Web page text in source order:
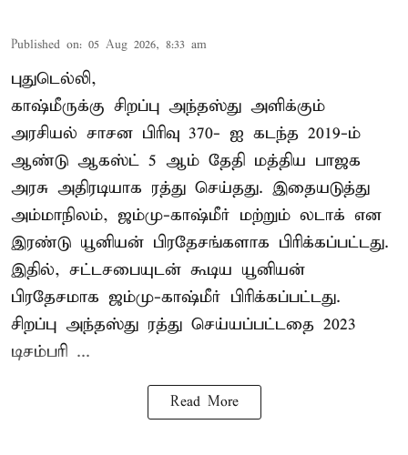
Published on: 05 Aug 2026, 8:33 am
புதுடெல்லி,
காஷ்மீருக்கு சிறப்பு அந்தஸ்து அளிக்கும்
அரசியல் சாசன பிரிவு 370- ஐ கடந்த 2019-ம்
ஆண்டு ஆகஸ்ட் 5 ஆம் தேதி மத்திய பாஜக
அரசு அதிரடியாக ரத்து செய்தது. இதையடுத்து
அம்மாநிலம், ஜம்மு-காஷ்மீர் மற்றும் லடாக் என
இரண்டு யூனியன் பிரதேசங்களாக பிரிக்கப்பட்டது.
இதில், சட்டசபையுடன் கூடிய யூனியன்
பிரதேசமாக ஜம்மு-காஷ்மீர் பிரிக்கப்பட்டது.
சிறப்பு அந்தஸ்து ரத்து செய்யப்பட்டதை 2023
டிசம்பரி ...
Read More